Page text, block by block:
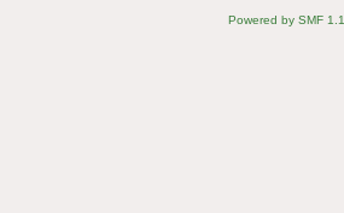
Powered by SMF